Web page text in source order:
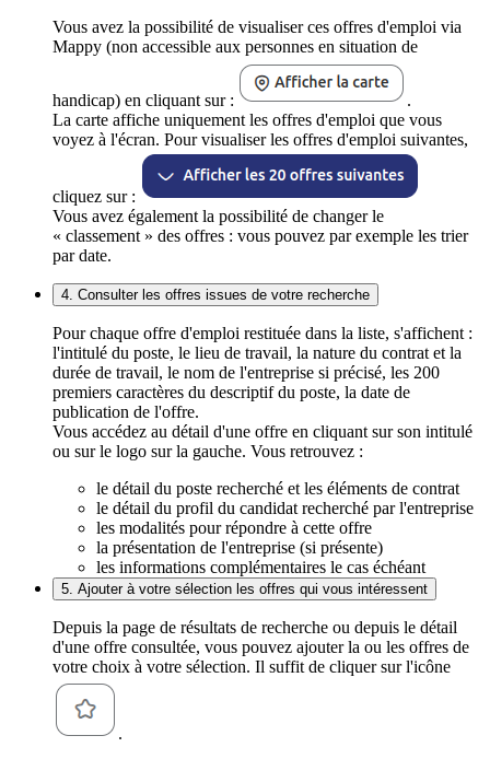
Vous avez la possibilité de visualiser ces offres d'emploi via
Mappy (non accessible aux personnes en situation de
handicap) en cliquant sur :
.
La carte affiche uniquement les offres d'emploi que vous
voyez à l'écran. Pour visualiser les offres d'emploi suivantes,
cliquez sur :
Vous avez également la possibilité de changer le
« classement » des offres : vous pouvez par exemple les trier
par date.
4. Consulter les offres issues de votre recherche
Pour chaque offre d'emploi restituée dans la liste, s'affichent :
l'intitulé du poste, le lieu de travail, la nature du contrat et la
durée de travail, le nom de l'entreprise si précisé, les 200
premiers caractères du descriptif du poste, la date de
publication de l'offre.
Vous accédez au détail d'une offre en cliquant sur son intitulé
ou sur le logo sur la gauche. Vous retrouvez :
le détail du poste recherché et les éléments de contrat
le détail du profil du candidat recherché par l'entreprise
les modalités pour répondre à cette offre
la présentation de l'entreprise (si présente)
les informations complémentaires le cas échéant
5. Ajouter à votre sélection les offres qui vous intéressent
Depuis la page de résultats de recherche ou depuis le détail
d'une offre consultée, vous pouvez ajouter la ou les offres de
votre choix à votre sélection. Il suffit de cliquer sur l'icône
.